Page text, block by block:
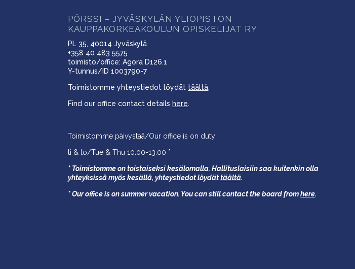
PÖRSSI – JYVÄSKYLÄN YLIOPISTON
KAUPPAKORKEAKOULUN OPISKELIJAT RY
PL 35, 40014 Jyväskylä
+358 40 483 5575
toimisto/office: Agora D126.1
Y-tunnus/ID 1003790-7
Toimistomme yhteystiedot löydät täältä.
Find our office contact details here.
Toimistomme päivystää/Our office is on duty:
ti & to/Tue & Thu 10.00-13.00 *
* Toimistomme on toistaiseksi kesälomalla. Hallituslaisiin saa kuitenkin olla
yhteyksissä myös kesällä,yhteystiedot löydättäältä.
* Our office is on summer vacation. You can still contact the board fromhere.